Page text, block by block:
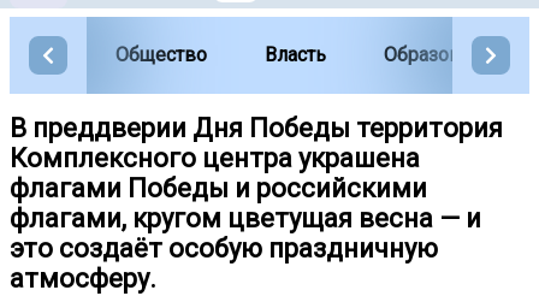
Общество Власть Образование
В преддверии Дня Победы территория
Комплексного центра украшена
флагами Победы и российскими
флагами, кругом цветущая весна — и
это создаёт особую праздничную
атмосферу.